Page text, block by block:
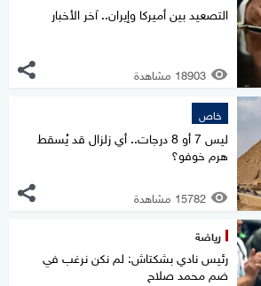
التصعيد بين أميركا وإيران.. آخر الأخبار
18903 مشاهدة
خاص
ليس 7 أو 8 درجات.. أي زلزال قد يُسقط
هرم خوفو؟
15782 مشاهدة
رياضة
رئيس نادي بشكتاش: لم نكن نرغب في
ضم محمد صلاح